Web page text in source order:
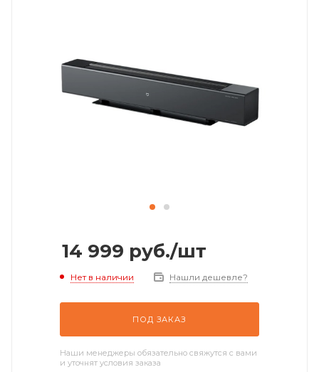
14 999 руб./шт
Нет в наличии Нашли дешевле?
ПОД ЗАКАЗ
Наши менеджеры обязательно свяжутся с вами
и уточнят условия заказа